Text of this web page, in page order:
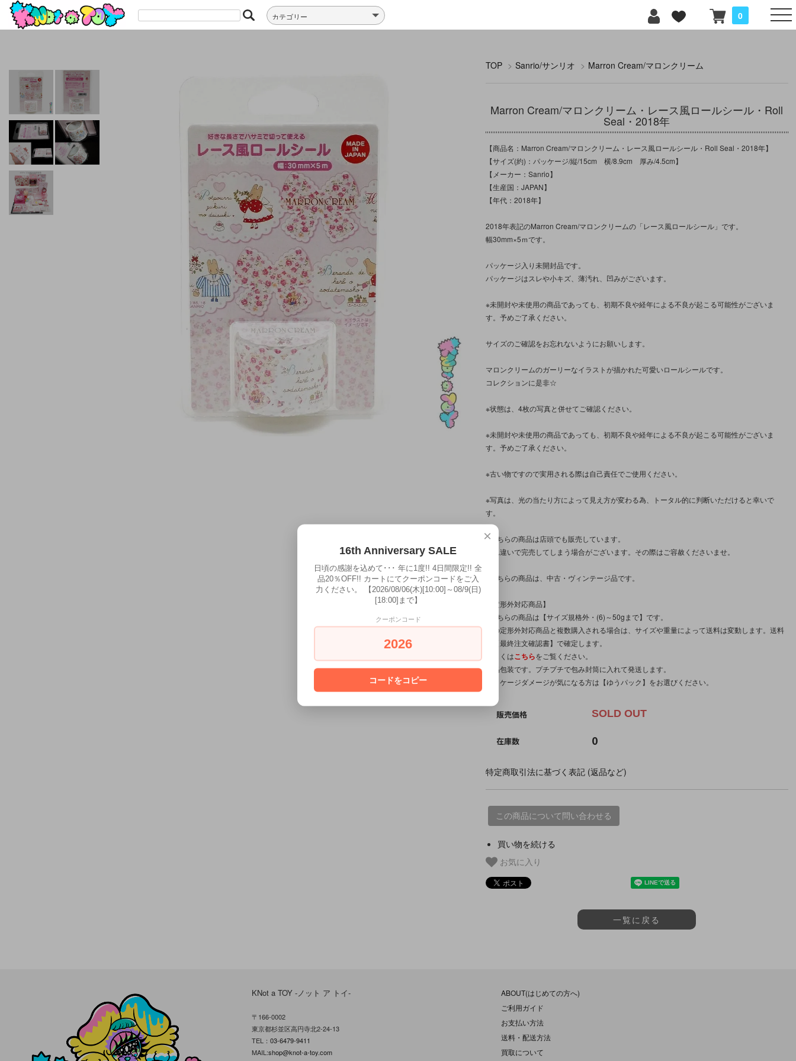
0
TOP > Sanrio/サンリオ > Marron Cream/マロンクリーム
Marron Cream/マロンクリーム・レース風ロールシール・Roll
Seal・2018年
【商品名：Marron Cream/マロンクリーム・レース風ロールシール・Roll Seal・2018年】
【サイズ(約)：パッケージ/縦/15cm 横/8.9cm 厚み/4.5cm】
【メーカー：Sanrio】
【生産国：JAPAN】
【年代：2018年】
2018年表記のMarron Cream/マロンクリームの「レース風ロールシール」です。
幅30mm×5ｍです。
パッケージ入り未開封品です。
パッケージはスレや小キズ、薄汚れ、凹みがございます。
※未開封や未使用の商品であっても、初期不良や経年による不良が起こる可能性がございま
す。予めご了承ください。
サイズのご確認をお忘れないようにお願いします。
マロンクリームのガーリーなイラストが描かれた可愛いロールシールです。
コレクションに是非☆
※状態は、4枚の写真と併せてご確認ください。
※未開封や未使用の商品であっても、初期不良や経年による不良が起こる可能性がございま
す。予めご了承ください。
※古い物ですので実用される際は自己責任でご使用ください。
※写真は、光の当たり方によって見え方が変わる為、トータル的に判断いただけると幸いで
す。
※こちらの商品は店頭でも販売しています。
入れ違いで完売してしまう場合がございます。その際はご容赦くださいませ。
※こちらの商品は、中古・ヴィンテージ品です。
【定形外対応商品】
※こちらの商品は【サイズ規格外・(6)～50gまで】です。
他の定形外対応商品と複数購入される場合は、サイズや重量によって送料は変動します。送料
は【最終注文確認書】で確定します。
詳しくはこちらをご覧ください。
簡易包装です。プチプチで包み封筒に入れて発送します。
パッケージダメージが気になる方は【ゆうパック】をお選びください。
販売価格 SOLD OUT
在庫数 0
特定商取引法に基づく表記 (返品など)
この商品について問い合わせる
買い物を続ける
お気に入り
一覧に戻る
KNot a TOY -ノット ア トイ-
〒166-0002
東京都杉並区高円寺北2-24-13
TEL：03-6479-9411
MAIL:shop@knot-a-toy.com
ABOUT(はじめての方へ)
ご利用ガイド
お支払い方法
送料・配送方法
買取について
×
16th Anniversary SALE
日頃の感謝を込めて･･･ 年に1度!! 4日間限定!! 全
品20％OFF!! カートにてクーポンコードをご入
力ください。 【2026/08/06(木)[10:00]～08/9(日)
[18:00]まで】
クーポンコード
2026
コードをコピー